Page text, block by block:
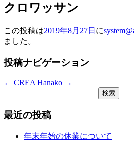
クロワッサン
この投稿は2019年8月27日 に
ました 。
投稿ナビゲーション
← CREA Hanako →
最近の投稿
年末年始の休業について